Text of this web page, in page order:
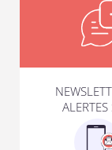
ALERTES